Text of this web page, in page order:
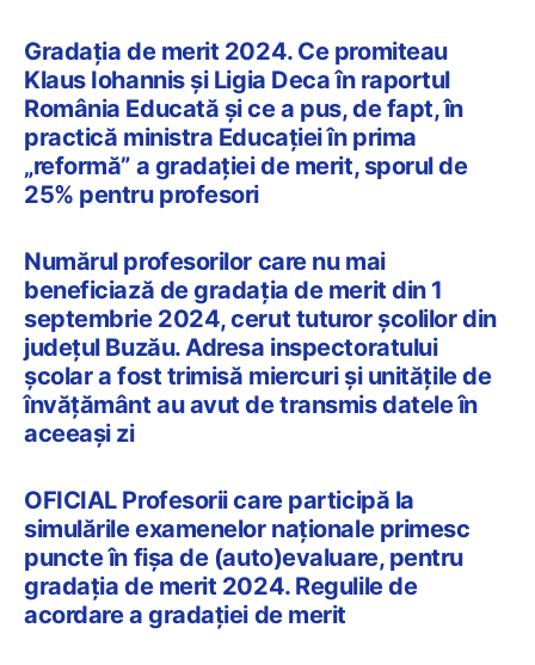
Gradația de merit 2024. Ce promiteau
Klaus Iohannis și Ligia Deca în raportul
România Educată și ce a pus, de fapt, în
practică ministra Educației în prima
„reformă” a gradației de merit, sporul de
25% pentru profesori
Numărul profesorilor care nu mai
beneficiază de gradația de merit din 1
septembrie 2024, cerut tuturor școlilor din
județul Buzău. Adresa inspectoratului
școlar a fost trimisă miercuri și unitățile de
învățământ au avut de transmis datele în
aceeași zi
OFICIAL Profesorii care participă la
simulările examenelor naționale primesc
puncte în fișa de (auto)evaluare, pentru
gradația de merit 2024. Regulile de
acordare a gradației de merit